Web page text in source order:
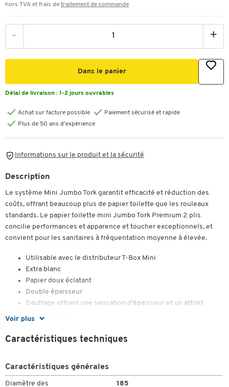
hors TVA et frais de traitement de commande
- +
Dans le panier
Délai de livraison : 1-2 jours ouvrables
Achat sur facture possible
Paiement sécurisé et rapide
Plus de 50 ans d'expérience
Informations sur le produit et la sécurité
Voir plus
Description
Le système Mini Jumbo Tork garantit efficacité et réduction des
coûts, offrant beaucoup plus de papier toilette que les rouleaux
standards. Le papier toilette mini Jumbo Tork Premium 2 plis
concilie performances et apparence et toucher exceptionnels, et
convient pour les sanitaires à fréquentation moyenne à élevée.
Utilisable avec le distributeur T-Box Mini
Extra blanc
Papier doux éclatant
Double épaisseur
Gaufrage offrant une sensation d’épaisseur et un attrait
visuel accrus
sanitaires
Nombre de feuillets : 850
Longueur des feuillets : 20 cm
Caractéristiques techniques
Caractéristiques générales
Diamètre des 185